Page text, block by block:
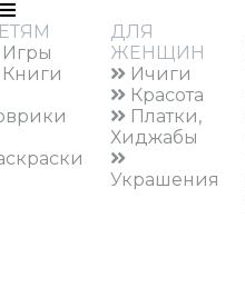
ДЛЯ
ЖЕНЩИН
Ичиги
Красота
Платки,
Хиджабы
Украшения